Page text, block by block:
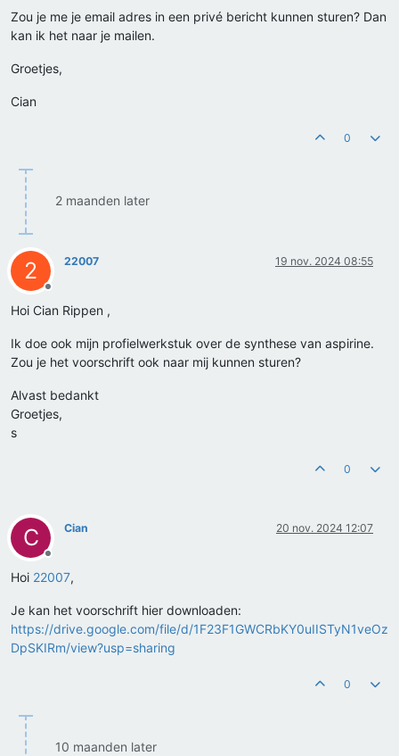
Zou je me je email adres in een privé bericht kunnen sturen? Dan
kan ik het naar je mailen.
Groetjes,
Cian
0
2 maanden later
2
Offline
22007 19 nov. 2024 08:55
Hoi Cian Rippen ,
Ik doe ook mijn profielwerkstuk over de synthese van aspirine.
Zou je het voorschrift ook naar mij kunnen sturen?
Alvast bedankt
Groetjes,
s
0
C
Offline
Cian 20 nov. 2024 12:07
Hoi 22007,
Je kan het voorschrift hier downloaden:
https://drive.google.com/file/d/1F23F1GWCRbKY0uIISTyN1veOz
DpSKIRm/view?usp=sharing
0
10 maanden later